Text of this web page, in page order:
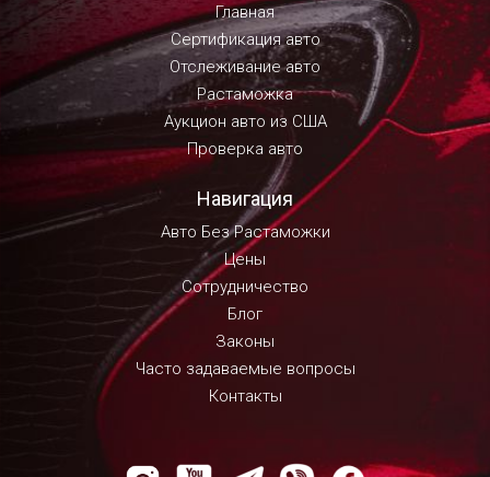
Главная
Сертификация авто
Отслеживание авто
Растаможка
Аукцион авто из США
Проверка авто
Навигация
Авто Без Растаможки
Цены
Сотрудничество
Блог
Законы
Часто задаваемые вопросы
Контакты